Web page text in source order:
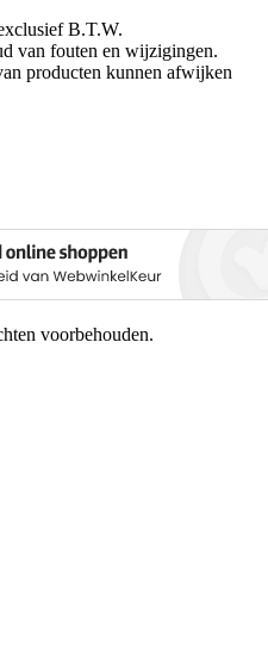
B.T.W.
van fouten en wijzigingen.
producten kunnen afwijken
voorbehouden.